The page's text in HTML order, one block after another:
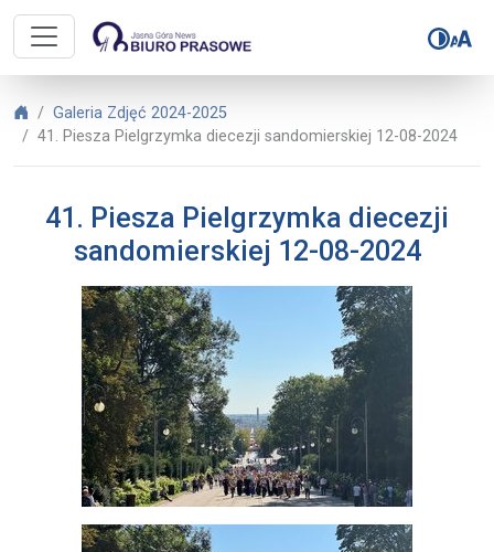
Biuro Prasowe Jasnej Góry – 41.
Biuro Prasowe Jasnej Góry
Galeria Zdjęć 2024-2025
41. Piesza Pielgrzymka diecezji sandomierskiej 12-08-2024
41. Piesza Pielgrzymka diecezji
sandomierskiej 12-08-2024